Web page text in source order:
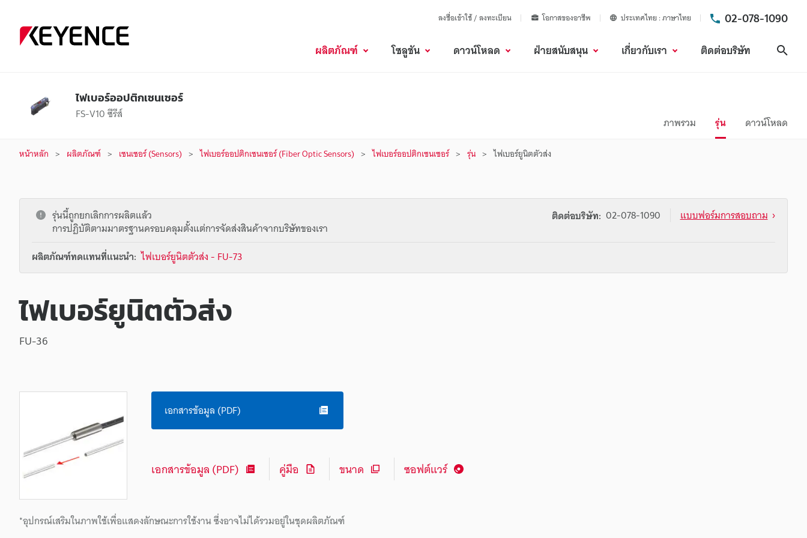
ลงชื่อเข้าใช้ / ลงทะเบียน โอกาสของอาชีพ ประเทศไทย ภาษาไทย 02-078-1090
ผลิตภัณฑ์ โซลูชัน ดาวน์โหลด ฝ่ายสนับสนุน เกี่ยวกับเรา ติดต่อบริษัท
ไฟเบอร์ออปติกเซนเซอร์
FS-V10 ซีรีส์
ภาพรวม รุ่น ดาวน์โหลด
หน้าหลัก ผลิตภัณฑ์ เซนเซอร์ (Sensors) ไฟเบอร์ออปติกเซนเซอร์ (Fiber Optic Sensors) ไฟเบอร์ออปติกเซนเซอร์ รุ่น ไฟเบอร์ยูนิตตัวส่ง
รุ่นนี้ถูกยกเลิกการผลิตแล้ว
การปฏิบัติตามมาตรฐานครอบคลุมตั้งแต่การจัดส่งสินค้าจากบริษัทของเรา
ผลิตภัณฑ์ทดแทนที่แนะนำ: ไฟเบอร์ยูนิตตัวส่ง - FU-73
ติดต่อบริษัท: 02-078-1090 แบบฟอร์มการสอบถาม
ไฟเบอร์ยูนิตตัวส่ง
FU-36
*อุปกรณ์เสริมในภาพใช้เพื่อแสดงลักษณะการใช้งาน ซึ่งอาจไม่ได้รวมอยู่ในชุดผลิตภัณฑ์
เอกสารข้อมูล (PDF)
เอกสารข้อมูล (PDF) คู่มือ ขนาด ซอฟต์แวร์